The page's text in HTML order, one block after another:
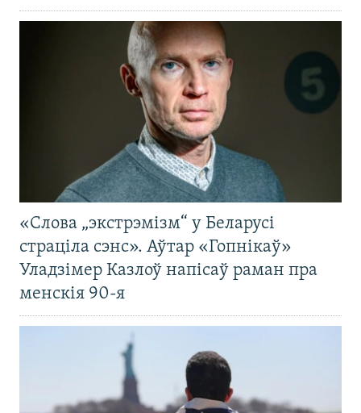
«Слова „экстрэмізм“ у Беларусі
страціла сэнс». Аўтар «Гопнікаў»
Уладзімер Казлоў напісаў раман пра
менскія 90-я